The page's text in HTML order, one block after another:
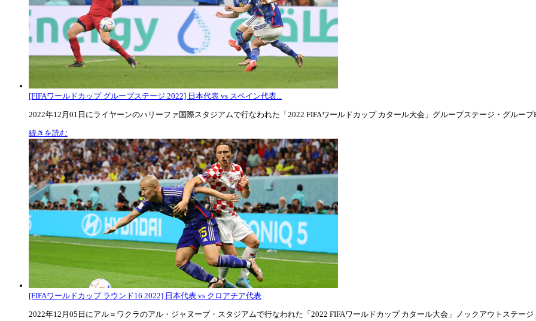
[FIFAワールドカップ グループステージ 2022] 日本代表 vs スペイン代表...
2022年12月01日にライヤーンのハリーファ国際スタジアムで行なわれた「2022 FIFAワールドカップ カタール大会」グループステージ・グループ
続きを読む
[FIFAワールドカップ ラウンド16 2022] 日本代表 vs クロアチア代表
2022年12月05日にアル＝ワクラのアル・ジャヌーブ・スタジアムで行なわれた「2022 FIFAワールドカップ カタール大会」ノックアウトステージ